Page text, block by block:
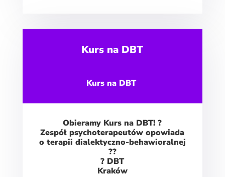
Kurs na DBT
Kurs na DBT
Obieramy Kurs na DBT! ?
Zespół psychoterapeutów opowiada
o terapii dialektyczno-behawioralnej
??
? DBT
Kraków